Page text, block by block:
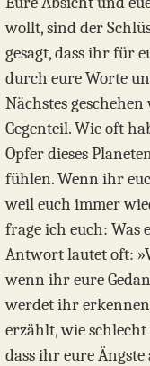
wollt, sind der
gesagt, dass ihr für
durch eure Worte
Nächstes
Gegenteil. Wie oft
Opfer dieses
fühlen. Wenn ihr
weil euch immer
frage ich euch: Was
Antwort lautet oft:
wenn ihr eure
werdet ihr
erzählt, wie
dass ihr eure